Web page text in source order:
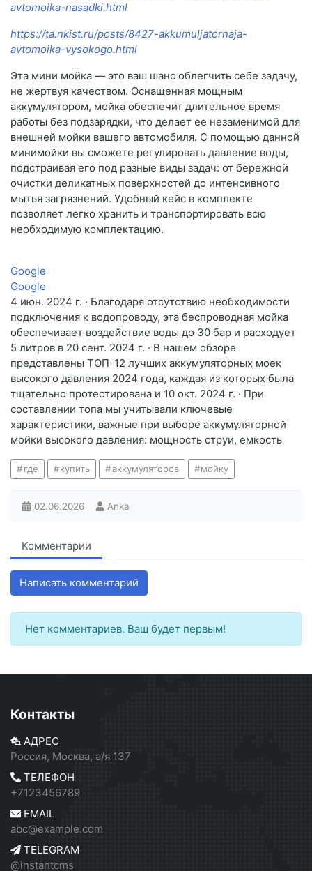
avtomoika-nasadki.html
https://ta.nkist.ru/posts/8427-akkumuljatornaja-
avtomoika-vysokogo.html
Эта мини мойка — это ваш шанс облегчить себе задачу,
не жертвуя качеством. Оснащенная мощным
аккумулятором, мойка обеспечит длительное время
работы без подзарядки, что делает ее незаменимой для
внешней мойки вашего автомобиля. С помощью данной
минимойки вы сможете регулировать давление воды,
подстраивая его под разные виды задач: от бережной
очистки деликатных поверхностей до интенсивного
мытья загрязнений. Удобный кейс в комплекте
позволяет легко хранить и транспортировать всю
необходимую комплектацию.
Google
Google
4 июн. 2024 г. · Благодаря отсутствию необходимости
подключения к водопроводу, эта беспроводная мойка
обеспечивает воздействие воды до 30 бар и расходует
5 литров в 20 сент. 2024 г. · В нашем обзоре
представлены ТОП-12 лучших аккумуляторных моек
высокого давления 2024 года, каждая из которых была
тщательно протестирована и 10 окт. 2024 г. · При
составлении топа мы учитывали ключевые
характеристики, важные при выборе аккумуляторной
мойки высокого давления: мощность струи, емкость
где купить аккумуляторов мойку
02.06.2026 Anka
Комментарии
Написать комментарий
Нет комментариев. Ваш будет первым!
Контакты
АДРЕС
Россия, Москва, а/я 137
ТЕЛЕФОН
+7123456789
EMAIL
abc@example.com
TELEGRAM
@instantcms